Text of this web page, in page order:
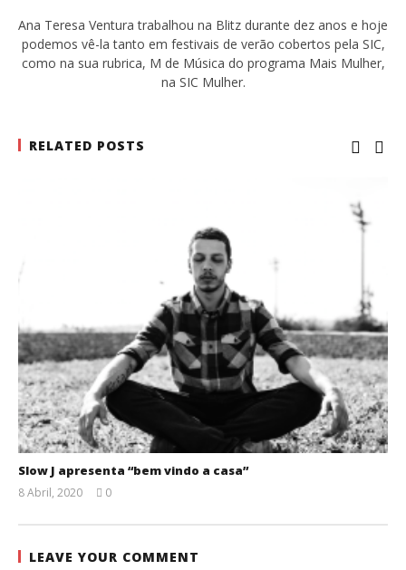
Ana Teresa Ventura trabalhou na Blitz durante dez anos e hoje
podemos vê-la tanto em festivais de verão cobertos pela SIC,
como na sua rubrica, M de Música do programa Mais Mulher,
na SIC Mulher.
RELATED POSTS
Slow J apresenta “bem vindo a casa”
8 Abril, 2020
Ventura
0
LEAVE YOUR COMMENT